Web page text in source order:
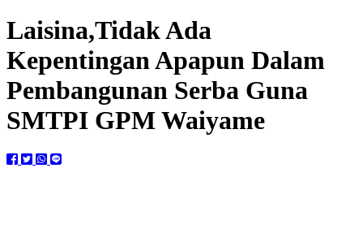
Laisina,Tidak Ada
Kepentingan Apapun Dalam
Pembangunan Serba Guna
SMTPI GPM Waiyame